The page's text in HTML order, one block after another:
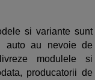
si variante sunt
auto au nevoie de
modulele si
producatorii de